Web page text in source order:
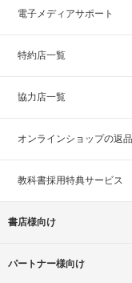
電子メディアサポート
特約店一覧
協力店一覧
オンラインショップの返
教科書採用特典サービス
書店様向け
パートナー様向け